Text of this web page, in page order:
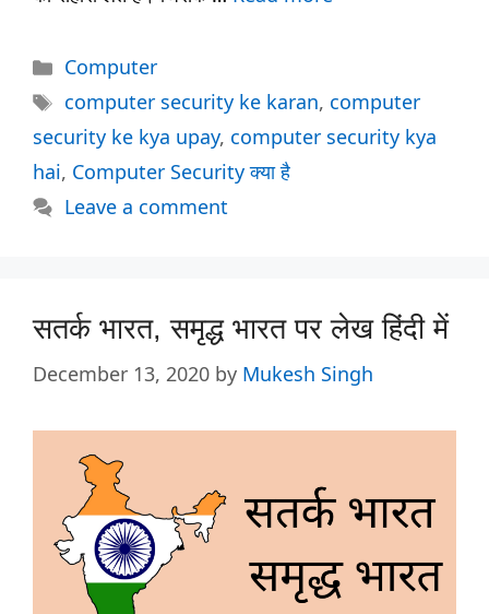
Categories
Computer
Tags
computer security ke karan, computer
security ke kya upay, computer security kya
hai, Computer Security क्या है
Leave a comment
सतर्क भारत, समृद्ध भारत पर लेख हिंदी में
December 13, 2020 by Mukesh Singh